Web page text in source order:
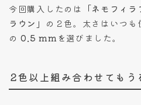
今回購入したのは 「ネモフィラ
ラウン」
の２色。太さはいつも
の 0.5 mm を選びました。
2色以上組み合わせてもう